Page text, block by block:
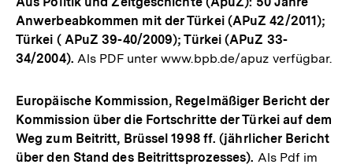
Anwerbeabkommen mit der Türkei (APuZ 42/2011);
Türkei ( APuZ 39-40/2009); Türkei (APuZ 33-
34/2004). Als PDF unter www.bpb.de/apuz verfügbar.
Europäische Kommission, Regelmäßiger Bericht der
Kommission über die Fortschritte der Türkei auf dem
Weg zum Beitritt, Brüssel 1998 ff. (jährlicher Bericht
über den Stand des Beitrittsprozesses). Als Pdf im